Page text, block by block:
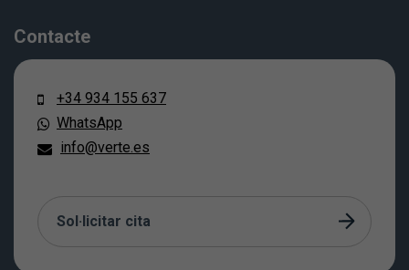
Contacte
+34 934 155 637
WhatsApp
info@verte.es
Sol·licitar cita